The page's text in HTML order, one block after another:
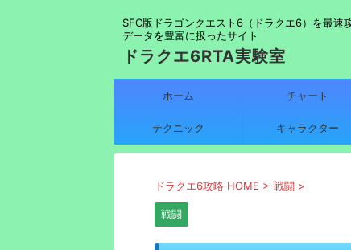
SFC版ドラゴンクエスト6（ドラクエ6）を最速
データを豊富に扱ったサイト
ドラクエ6RTA実験室
ホーム チャート
テクニック キャラクター
ドラクエ6攻略 HOME > 戦闘 >
戦闘